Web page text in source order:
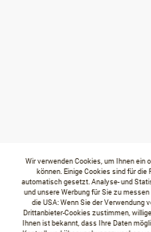
Wir verwenden Cookies, um Ihnen ein
können. Einige Cookies sind für
automatisch gesetzt. Analyse- und
und unsere Werbung für Sie zu
die USA: Wenn Sie der
Drittanbieter-Cookies zustimmen,
Ihnen ist bekannt, dass Ihre Daten